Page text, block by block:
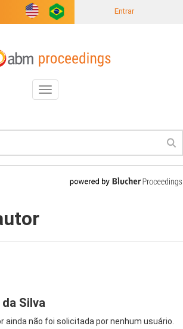
Entrar
Toggle
navigation
Silva
ainda não foi solicitada por nenhum usuário.